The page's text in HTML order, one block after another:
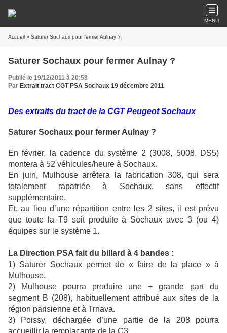
MENU
Accueil » Saturer Sochaux pour fermer Aulnay ?
Saturer Sochaux pour fermer Aulnay ?
Publié le 19/12/2011 à 20:58
Par Extrait tract CGT PSA Sochaux 19 décembre 2011
Des extraits du tract de la CGT Peugeot Sochaux
Saturer Sochaux pour fermer Aulnay ?
En février, la cadence du système 2 (3008, 5008, DS5)
montera à 52 véhicules/heure à Sochaux.
En juin, Mulhouse arrêtera la fabrication 308, qui sera
totalement rapatriée à Sochaux, sans effectif
supplémentaire.
Et, au lieu d’une répartition entre les 2 sites, il est prévu
que toute la T9 soit produite à Sochaux avec 3 (ou 4)
équipes sur le système 1.
La Direction PSA fait du billard à 4 bandes :
1) Saturer Sochaux permet de « faire de la place » à
Mulhouse.
2) Mulhouse pourra produire une + grande part du
segment B (208), habituellement attribué aux sites de la
région parisienne et à Trnava.
3) Poissy, déchargée d’une partie de la 208 pourra
accueillir la remplaçante de la C3.